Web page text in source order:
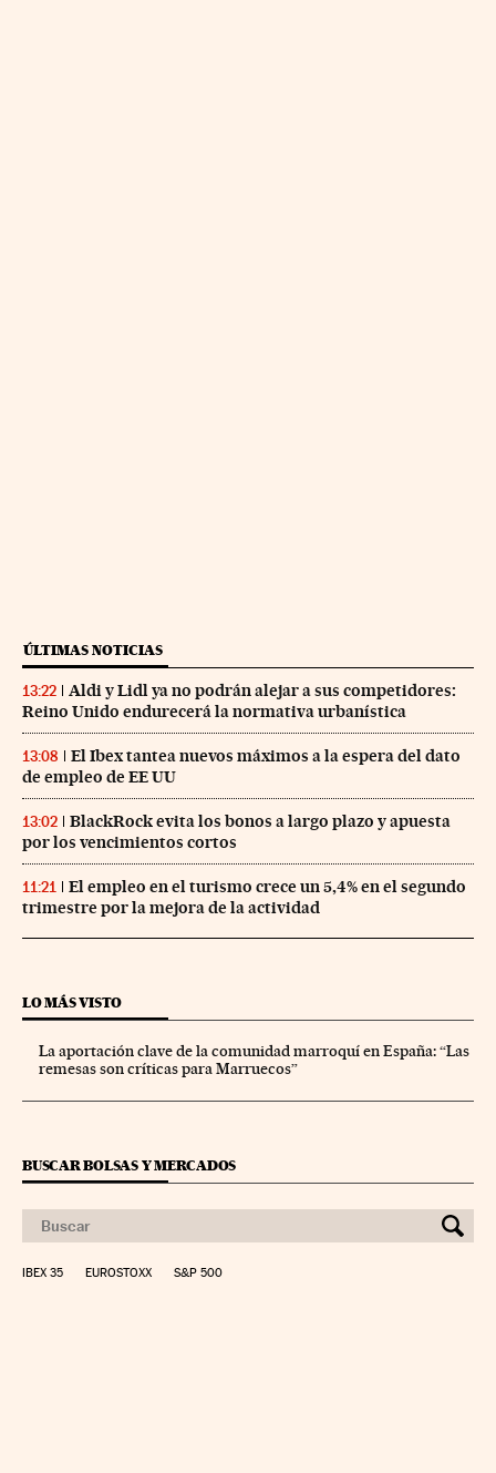
ÚLTIMAS NOTICIAS
13:22
Aldi y Lidl ya no podrán alejar a sus competidores:
Reino Unido endurecerá la normativa urbanística
13:08
El Ibex tantea nuevos máximos a la espera del dato
de empleo de EE UU
13:02
BlackRock evita los bonos a largo plazo y apuesta
por los vencimientos cortos
11:21
El empleo en el turismo crece un 5,4% en el segundo
trimestre por la mejora de la actividad
LO MÁS VISTO
La aportación clave de la comunidad marroquí en España: “Las
remesas son críticas para Marruecos”
BUSCAR BOLSAS Y MERCADOS
IBEX 35 EUROSTOXX S&P 500